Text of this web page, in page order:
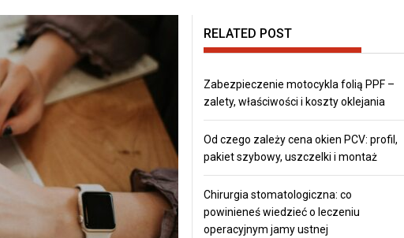
RELATED POST
Zabezpieczenie motocykla folią PPF –
zalety, właściwości i koszty oklejania
Od czego zależy cena okien PCV: profil,
pakiet szybowy, uszczelki i montaż
Chirurgia stomatologiczna: co
powinieneś wiedzieć o leczeniu
operacyjnym jamy ustnej